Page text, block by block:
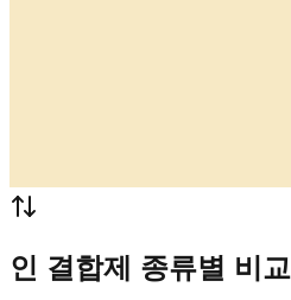
인 결합제 종류별 비교